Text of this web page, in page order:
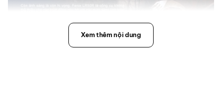
Xem thêm nội dung